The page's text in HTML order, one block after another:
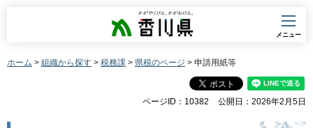
香川県
メニュー
ホーム > 組織から探す > 税務課 > 県税のページ > 申請用紙等
ページID：10382 公開日：2026年2月5日